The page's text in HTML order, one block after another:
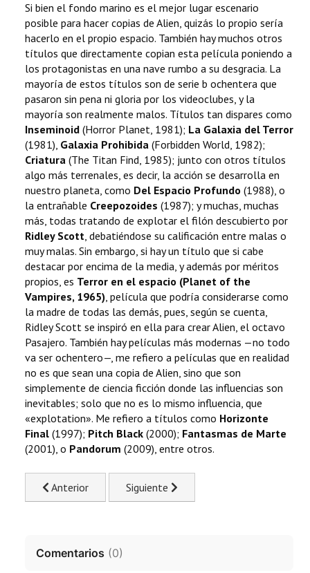
Si bien el fondo marino es el mejor lugar escenario
posible para hacer copias de Alien, quizás lo propio sería
hacerlo en el propio espacio. También hay muchos otros
títulos que directamente copian esta película poniendo a
los protagonistas en una nave rumbo a su desgracia. La
mayoría de estos títulos son de serie b ochentera que
pasaron sin pena ni gloria por los videoclubes, y la
mayoría son realmente malos. Títulos tan dispares como
Inseminoid (Horror Planet, 1981); La Galaxia del Terror
(1981), Galaxia Prohibida (Forbidden World, 1982);
Criatura (The Titan Find, 1985); junto con otros títulos
algo más terrenales, es decir, la acción se desarrolla en
nuestro planeta, como Del Espacio Profundo (1988), o
la entrañable Creepozoides (1987); y muchas, muchas
más, todas tratando de explotar el filón descubierto por
Ridley Scott, debatiéndose su calificación entre malas o
muy malas. Sin embargo, si hay un título que si cabe
destacar por encima de la media, y además por méritos
propios, es Terror en el espacio (Planet of the
Vampires, 1965), película que podría considerarse como
la madre de todas las demás, pues, según se cuenta,
Ridley Scott se inspiró en ella para crear Alien, el octavo
Pasajero. También hay películas más modernas —no todo
va ser ochentero—, me refiero a películas que en realidad
no es que sean una copia de Alien, sino que son
simplemente de ciencia ficción donde las influencias son
inevitables; solo que no es lo mismo influencia, que
«explotation». Me refiero a títulos como Horizonte
Final (1997); Pitch Black (2000); Fantasmas de Marte
(2001), o Pandorum (2009), entre otros.
Previous article: Sylvester Stallone: Películas 2015
Anterior Next article: Prometheus 2. Se
Siguiente
Comentarios (0)